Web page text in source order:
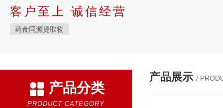
客户至上 诚信经营
药食同源提取物
产品分类
PRODUCT CATEGORY
产品展示 /